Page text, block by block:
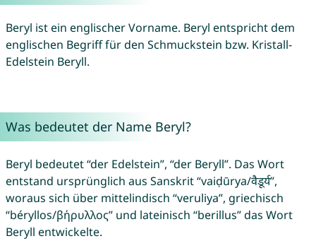
Beryl ist ein englischer Vorname. Beryl entspricht dem
englischen Begriff für den Schmuckstein bzw. Kristall-
Edelstein Beryll.
Was bedeutet der Name Beryl?
Beryl bedeutet “der Edelstein”, “der Beryll”. Das Wort
entstand ursprünglich aus Sanskrit “vaiḍūrya/वैडूर्य”,
woraus sich über mittelindisch “veruliya”, griechisch
“béryllos/βήρυλλος” und lateinisch “berillus” das Wort
Beryll entwickelte.